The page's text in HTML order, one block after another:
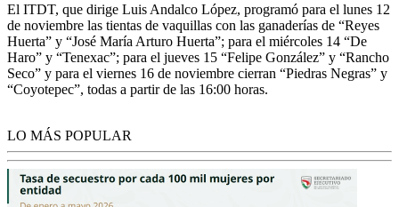
El ITDT, que dirige Luis Andalco López, programó para el lunes 12
de noviembre las tientas de vaquillas con las ganaderías de “Reyes
Huerta” y “José María Arturo Huerta”; para el miércoles 14 “De
Haro” y “Tenexac”; para el jueves 15 “Felipe González” y “Rancho
Seco” y para el viernes 16 de noviembre cierran “Piedras Negras” y
“Coyotepec”, todas a partir de las 16:00 horas.
LO MÁS POPULAR